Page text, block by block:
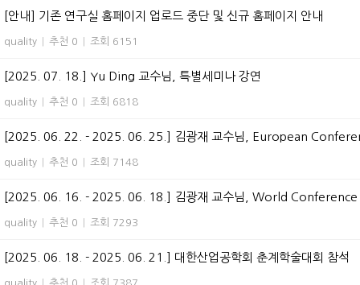
[안내] 기존 연구실 홈페이지 업로드 중단 및 신규 홈페이지 안내
quality 추천 0 조회 6151
[2025. 07. 18.] Yu Ding 교수님, 특별세미나 강연
quality 추천 0 조회 6818
[2025. 06. 22. - 2025. 06. 25.] 김광재 교수님, European
quality 추천 0 조회 7148
[2025. 06. 16. - 2025. 06. 18.] 김광재 교수님, World
quality 추천 0 조회 7293
[2025. 06. 18. - 2025. 06. 21.] 대한산업공학회 춘계학술대회 참석